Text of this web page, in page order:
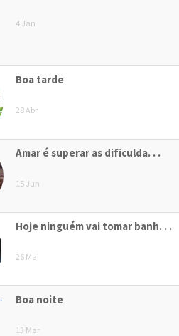
4 Jan
Boa tarde
28 Abr
Amar é superar as dificulda. . .
15 Jun
Hoje ninguém vai tomar banh. . .
26 Mai
Boa noite
13 Mar